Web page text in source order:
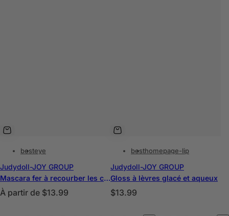
besteye
Judydoll-JOY GROUP
Mascara fer à recourber les cils 3D
P
À partir de $13.99
besthomepage-lip
Judydoll-JOY GROUP
Gloss à lèvres glacé et aqueux
P
$13.99